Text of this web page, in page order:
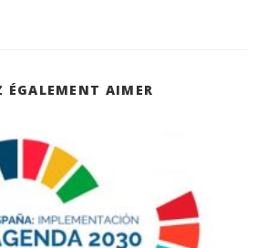
ÉGALEMENT AIMER